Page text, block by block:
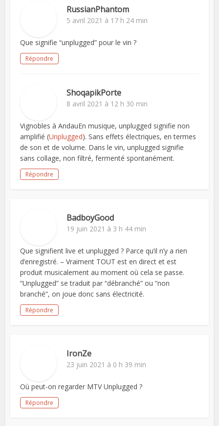
RussianPhantom
5 avril 2021 à 17 h 24 min
Que signifie “unplugged” pour le vin ?
Répondre
ShoqapikPorte
8 avril 2021 à 12 h 30 min
Vignobles à AndauEn musique, unplugged signifie non
amplifié (Unplugged). Sans effets électriques, en termes
de son et de volume. Dans le vin, unplugged signifie
sans collage, non filtré, fermenté spontanément.
Répondre
BadboyGood
19 juin 2021 à 3 h 44 min
Que signifient live et unplugged ? Parce qu’il n’y a rien
d’enregistré. – Vraiment TOUT est en direct et est
produit musicalement au moment où cela se passe.
“Unplugged” se traduit par “débranché” ou “non
branché”, on joue donc sans électricité.
Répondre
IronZe
23 juin 2021 à 0 h 39 min
Où peut-on regarder MTV Unplugged ?
Répondre